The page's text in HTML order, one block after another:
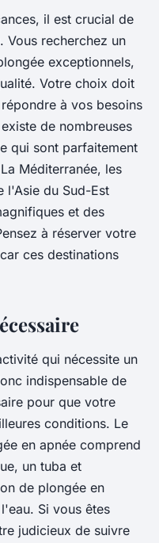
il est crucial de
Vous recherchez un
exceptionnels,
Votre choix doit
à vos besoins
de nombreuses
qui sont parfaitement
Méditerranée, les
l'Asie du Sud-Est
et des
à réserver votre
ces destinations
qui nécessite un
indispensable de
pour que votre
conditions. Le
en apnée comprend
un tuba et
de plongée en
Si vous êtes
judicieux de suivre